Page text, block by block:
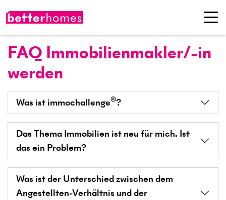
FAQ Immobilienmakler/-in
werden
Was ist immochallenge®?
Das Thema Immobilien ist neu für mich. Ist
das ein Problem?
Was ist der Unterschied zwischen dem
Angestellten-Verhältnis und der